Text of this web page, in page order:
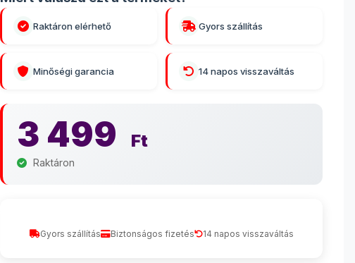
Raktáron elérhető Gyors szállítás
Minőségi garancia 14 napos visszaváltás
3 499 Ft
Raktáron
Gyors szállítás Biztonságos fizetés 14 napos visszaváltás